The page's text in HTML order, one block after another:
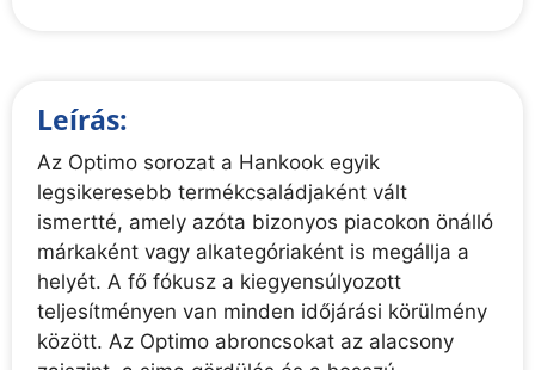
Leírás:
Az Optimo sorozat a Hankook egyik
legsikeresebb termékcsaládjaként vált
ismertté, amely azóta bizonyos piacokon önálló
márkaként vagy alkategóriaként is megállja a
helyét. A fő fókusz a kiegyensúlyozott
teljesítményen van minden időjárási körülmény
között. Az Optimo abroncsokat az alacsony